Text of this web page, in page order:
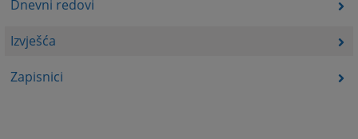
Dnevni redovi
Izvješća
Zapisnici